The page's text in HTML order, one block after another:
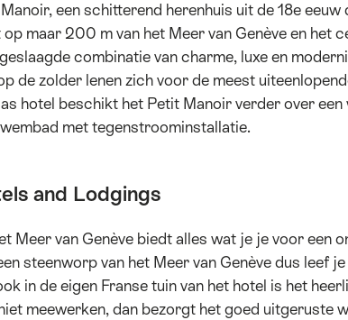
een schitterend herenhuis uit de 18e
maar 200 m van het Meer van Genève en het
combinatie van charme, luxe en
de zolder lenen zich voor de meest
hotel beschikt het Petit Manoir verder over een
met tegenstroominstallatie.
and Lodgings
Meer van Genève biedt alles wat je je voor een
steenworp van het Meer van Genève dus leef
in de eigen Franse tuin van het hotel is het
meewerken, dan bezorgt het goed uitgeruste